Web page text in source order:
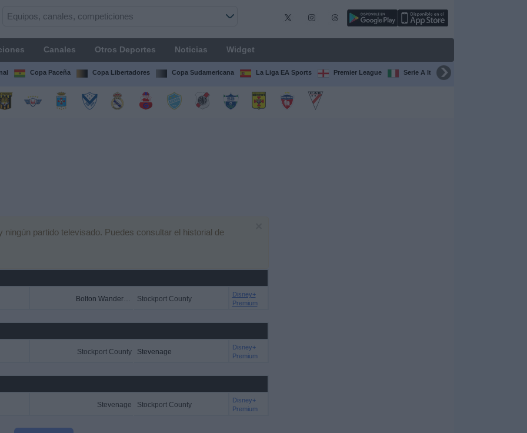
Canales Otros Deportes Noticias Widget
Copa Paceña Copa Libertadores Copa Sudamericana La Liga EA Sports Premier League Serie A Italiana
ningún partido televisado. Puedes consultar el historial de
Bolton Wanderers Stockport County
Disney+
Premium
Stockport County Stevenage
Disney+
Premium
Stevenage Stockport County
Disney+
Premium